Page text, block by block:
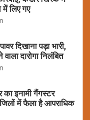
में लिए गए
दिखाना पड़ा भारी,
दारोगा निलंबित
इनामी गैंगस्टर
में फैला है आपराधिक